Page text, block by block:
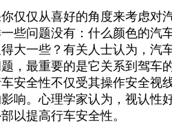
仅从喜好的角度来考虑对
些问题没有：什么颜色的汽
大一些？有关人士认为，汽
，最重要的是它关系到驾车
安全性不仅受其操作安全视
响。心理学家认为，视认性
以提高行车安全性。